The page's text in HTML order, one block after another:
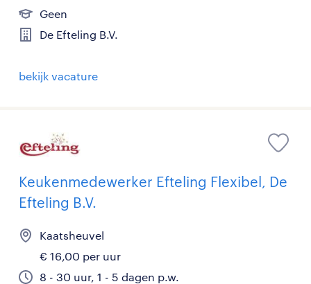
Geen
De Efteling B.V.
bekijk vacature
Keukenmedewerker Efteling Flexibel, De
Efteling B.V.
Kaatsheuvel
€ 16,00 per uur
8 - 30 uur, 1 - 5 dagen p.w.